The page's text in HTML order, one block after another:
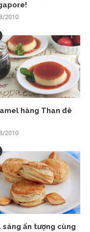
2010
hàng Than đê
2010
sáng ấn tượng cùng